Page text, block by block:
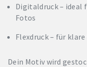
Digitaldruck – ideal
Fotos
Flexdruck – für
Dein Motiv wird